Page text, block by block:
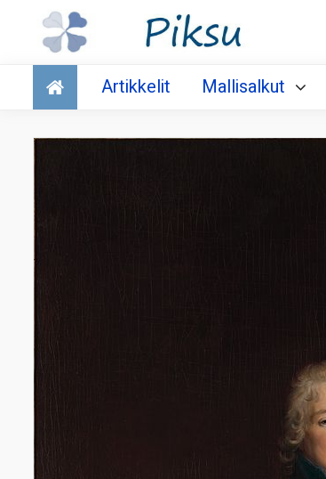
Talous
Artikkelit Mallisalkut